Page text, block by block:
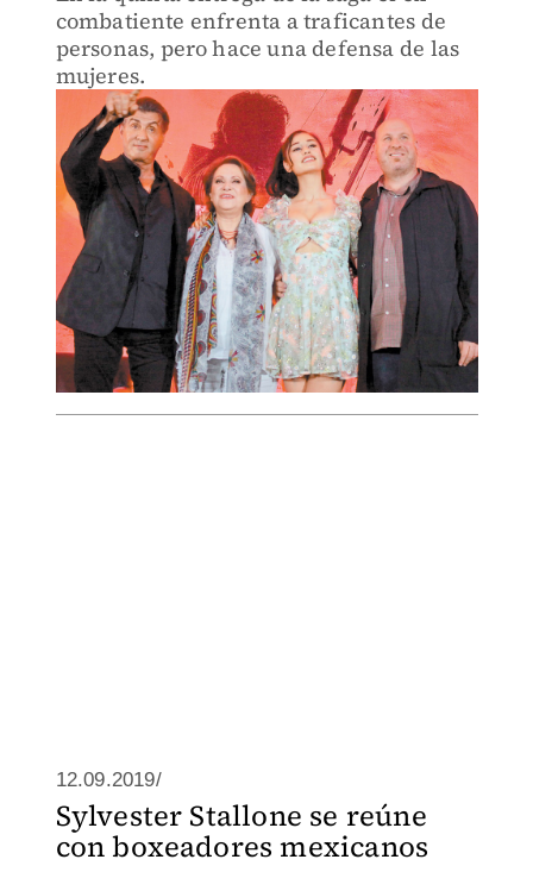
combatiente enfrenta a traficantes de
personas, pero hace una defensa de las
mujeres.
12.09.2019/
Sylvester Stallone se reúne
con boxeadores mexicanos